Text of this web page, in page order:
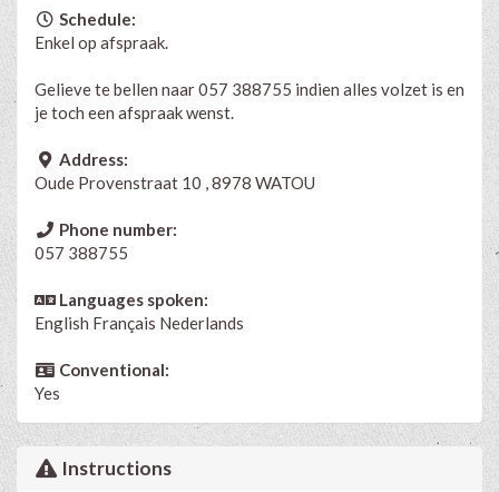
Schedule:
Enkel op afspraak.
Gelieve te bellen naar 057 388755 indien alles volzet is en
je toch een afspraak wenst.
Address:
Oude Provenstraat 10 , 8978 WATOU
Phone number:
057 388755
Languages spoken:
English Français Nederlands
Conventional:
Yes
Instructions